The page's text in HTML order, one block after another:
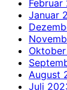
Februar
Januar
August
Juli